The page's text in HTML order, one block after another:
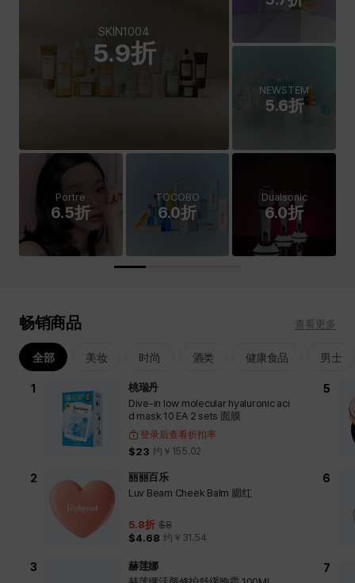
SKIN1004
5.9折
NEWSTEM
5.6折
Dualsonic
6.0折
TOCOBO
6.0折
Portre
6.5折
畅销商品 查看更多
全部 美妆 时尚 酒类 健康食品 男士
桃瑞丹
Dive-in low molecular hyaluronic aci
d mask 10 EA 2 sets 面膜
登录后查看折扣率
$23 约￥ 155.02
丽丽百乐
Luv Beam Cheek Balm 腮红
5.8折 $8
$4.68 约￥ 31.54
赫莲娜